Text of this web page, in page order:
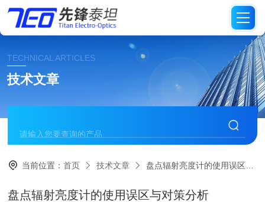
TECHNICAL ARTICLES
技术文章
当前位置：首页 技术文章 盘点辐射亮度计的使用误区与对策分析
盘点辐射亮度计的使用误区与对策分析